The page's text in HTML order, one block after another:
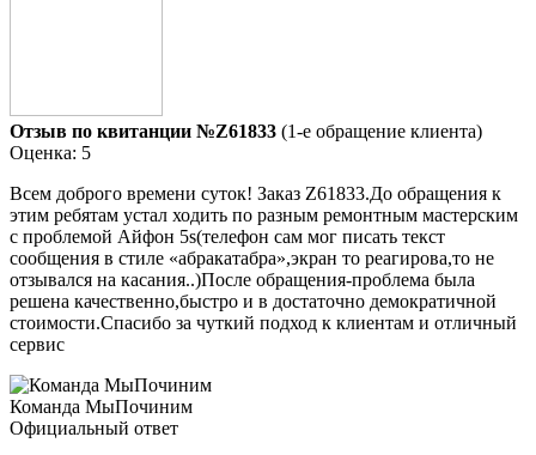
Отзыв по квитанции №Z61833 (1-е обращение клиента)
Оценка: 5
Всем доброго времени суток! Заказ Z61833.До обращения к
этим ребятам устал ходить по разным ремонтным мастерским
с проблемой Айфон 5s(телефон сам мог писать текст
сообщения в стиле «абракатабра»,экран то реагирова,то не
отзывался на касания..)После обращения-проблема была
решена качественно,быстро и в достаточно демократичной
стоимости.Спасибо за чуткий подход к клиентам и отличный
сервис
Команда МыПочиним
Официальный ответ